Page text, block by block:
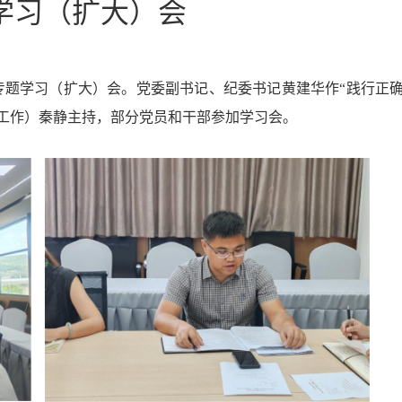
习（扩大）会
学习（扩大）会。党委副书记、纪委书记黄建华作“践行正
作）秦静主持， 部分党员和干部参加学习会。